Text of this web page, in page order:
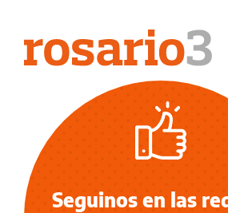
Seguinos en las